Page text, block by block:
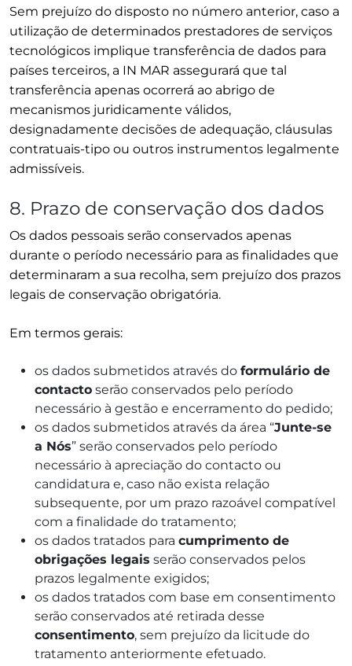
Sem prejuízo do disposto no número anterior, caso a
utilização de determinados prestadores de serviços
tecnológicos implique transferência de dados para
países terceiros, a IN MAR assegurará que tal
transferência apenas ocorrerá ao abrigo de
mecanismos juridicamente válidos,
designadamente decisões de adequação, cláusulas
contratuais-tipo ou outros instrumentos legalmente
admissíveis.
8. Prazo de conservação dos dados
Os dados pessoais serão conservados apenas
durante o período necessário para as finalidades que
determinaram a sua recolha, sem prejuízo dos prazos
legais de conservação obrigatória.
Em termos gerais:
os dados submetidos através do formulário de
contacto serão conservados pelo período
necessário à gestão e encerramento do pedido;
os dados submetidos através da área “Junte-se
a Nós” serão conservados pelo período
necessário à apreciação do contacto ou
candidatura e, caso não exista relação
subsequente, por um prazo razoável compatível
com a finalidade do tratamento;
os dados tratados para cumprimento de
obrigações legais serão conservados pelos
prazos legalmente exigidos;
os dados tratados com base em consentimento
serão conservados até retirada desse
consentimento, sem prejuízo da licitude do
tratamento anteriormente efetuado.